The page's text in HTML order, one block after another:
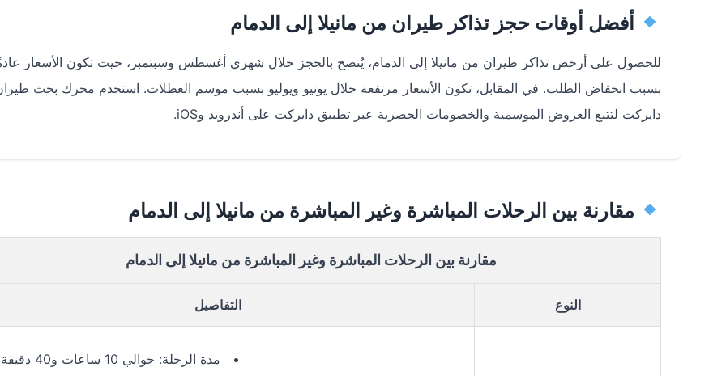
أفضل أوقات حجز تذاكر طيران من مانيلا إلى الدمام
للحصول على أرخص تذاكر طيران من مانيلا إلى الدمام، يُنصح بالحجز خلال شهري أغسطس وسبتمبر، حيث تكون الأسعار
بسبب انخفاض الطلب. في المقابل، تكون الأسعار مرتفعة خلال يونيو ويوليو بسبب موسم العطلات. استخدم محرك بحث
دايركت لتتبع العروض الموسمية والخصومات الحصرية عبر تطبيق دايركت على أندرويد وiOS.
مقارنة بين الرحلات المباشرة وغير المباشرة من مانيلا إلى الدمام
مقارنة بين الرحلات المباشرة وغير المباشرة من مانيلا إلى الدمام
النوع التفاصيل
مدة الرحلة: حوالي 10 ساعات و40 دقيقة